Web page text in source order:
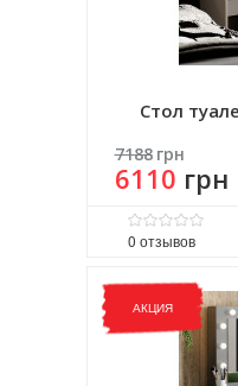
Стол
7188 грн
6110 грн
0 отзывов
Виробник: ART IN
Матеріал:
ДСП
АКЦИЯ